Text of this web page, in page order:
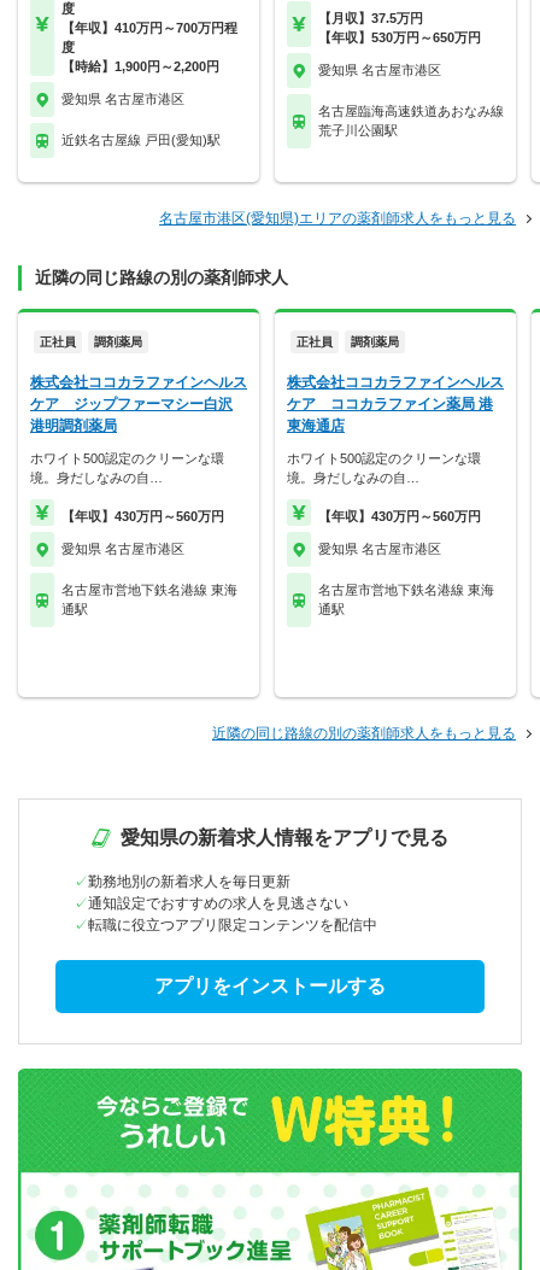
度
【年収】410万円～700万円程
度
【時給】1,900円～2,200円
愛知県 名古屋市港区
近鉄名古屋線 戸田(愛知)駅
【月収】37.5万円
【年収】530万円～650万円
愛知県 名古屋市港区
名古屋臨海高速鉄道あおなみ線
荒子川公園駅
名古屋市港区(愛知県)エリアの薬剤師求人をもっと見る
近隣の同じ路線の別の薬剤師求人
正社員 調剤薬局
株式会社ココカラファインヘルス
ケア ジップファーマシー白沢
港明調剤薬局
ホワイト500認定のクリーンな環
境。身だしなみの自…
【年収】430万円～560万円
愛知県 名古屋市港区
名古屋市営地下鉄名港線 東海
通駅
正社員 調剤薬局
株式会社ココカラファインヘルス
ケア ココカラファイン薬局 港
東海通店
ホワイト500認定のクリーンな環
境。身だしなみの自…
【年収】430万円～560万円
愛知県 名古屋市港区
名古屋市営地下鉄名港線 東海
通駅
近隣の同じ路線の別の薬剤師求人をもっと見る
愛知県の新着求人情報をアプリで見る
勤務地別の新着求人を毎日更新
通知設定でおすすめの求人を見逃さない
転職に役立つアプリ限定コンテンツを配信中
アプリをインストールする